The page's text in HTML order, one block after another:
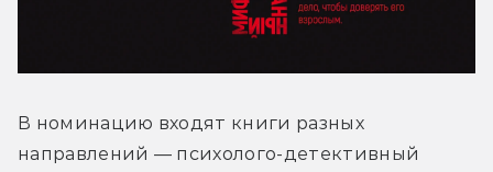
В номинацию входят книги разных
направлений — психолого-детективный